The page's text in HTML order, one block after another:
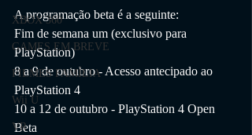
XBOX 360
GAMES EM BREVE
FILMES FAMÍLIA
Wii U
VR
A programação beta é a seguinte:
Fim de semana um (exclusivo para
PlayStation)
8 a 9 de outubro - Acesso antecipado ao
PlayStation 4
10 a 12 de outubro - PlayStation 4 Open
Beta